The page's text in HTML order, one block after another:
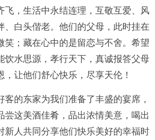
飞，生活中永结连理，互敬互爱、风
、白头偕老。他们的父母，此时挂在
笑；藏在心中的是留恋与不舍。希望
饮水思源，孝行天下，真诚报答父母
，让他们舒心快乐，尽享天伦！
客的东家为我们准备了丰盛的宴席，
尝这美酒佳肴，品出浓情美意，喝出
新人共同分享他们快乐美好的幸福时